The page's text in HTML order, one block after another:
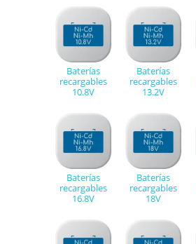
Baterías
recargables
10.8V
Baterías
recargables
13.2V
Baterías
recargables
16.8V
Baterías
recargables
18V